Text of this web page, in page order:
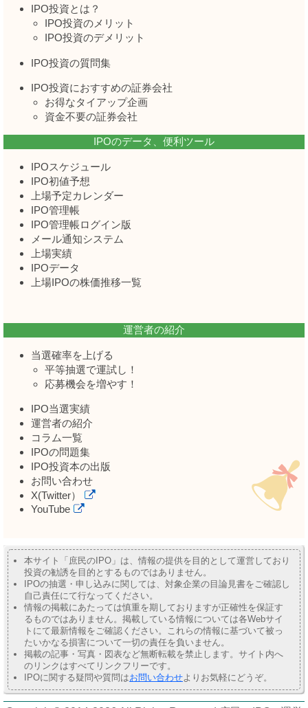
IPO投資とは？
IPO投資のメリット
IPO投資のデメリット
IPO投資の質問集
IPO投資におすすめの証券会社
お得なタイアップ企画
資金不要の証券会社
IPOのデータ、便利ツール
IPOスケジュール
IPO初値予想
上場予定カレンダー
IPO管理帳
IPO管理帳ログイン版
メール通知システム
上場実績
IPOデータ
上場IPOの株価推移一覧
運営者の紹介
当選確率を上げる
平等抽選で運試し！
応募機会を増やす！
IPO当選実績
運営者の紹介
コラム一覧
IPOの問題集
IPO投資本の出版
お問い合わせ
X(Twitter）
YouTube
本サイト「庶民のIPO」は、情報の提供を目的として運営しており
投資の勧誘を目的とするものではありません。
IPOの抽選・申し込みに関しては、対象企業の目論見書をご確認し
自己責任にて行なってください。
情報の掲載にあたっては慎重を期しておりますが正確性を保証す
るものではありません。掲載している情報については各Webサイ
トにて最新情報をご確認ください。これらの情報に基づいて被っ
たいかなる損害について一切の責任を負いません。
掲載の記事・写真・図表など無断転載を禁止します。サイト内へ
のリンクはすべてリンクフリーです。
IPOに関する疑問や質問はお問い合わせよりお気軽にどうぞ。